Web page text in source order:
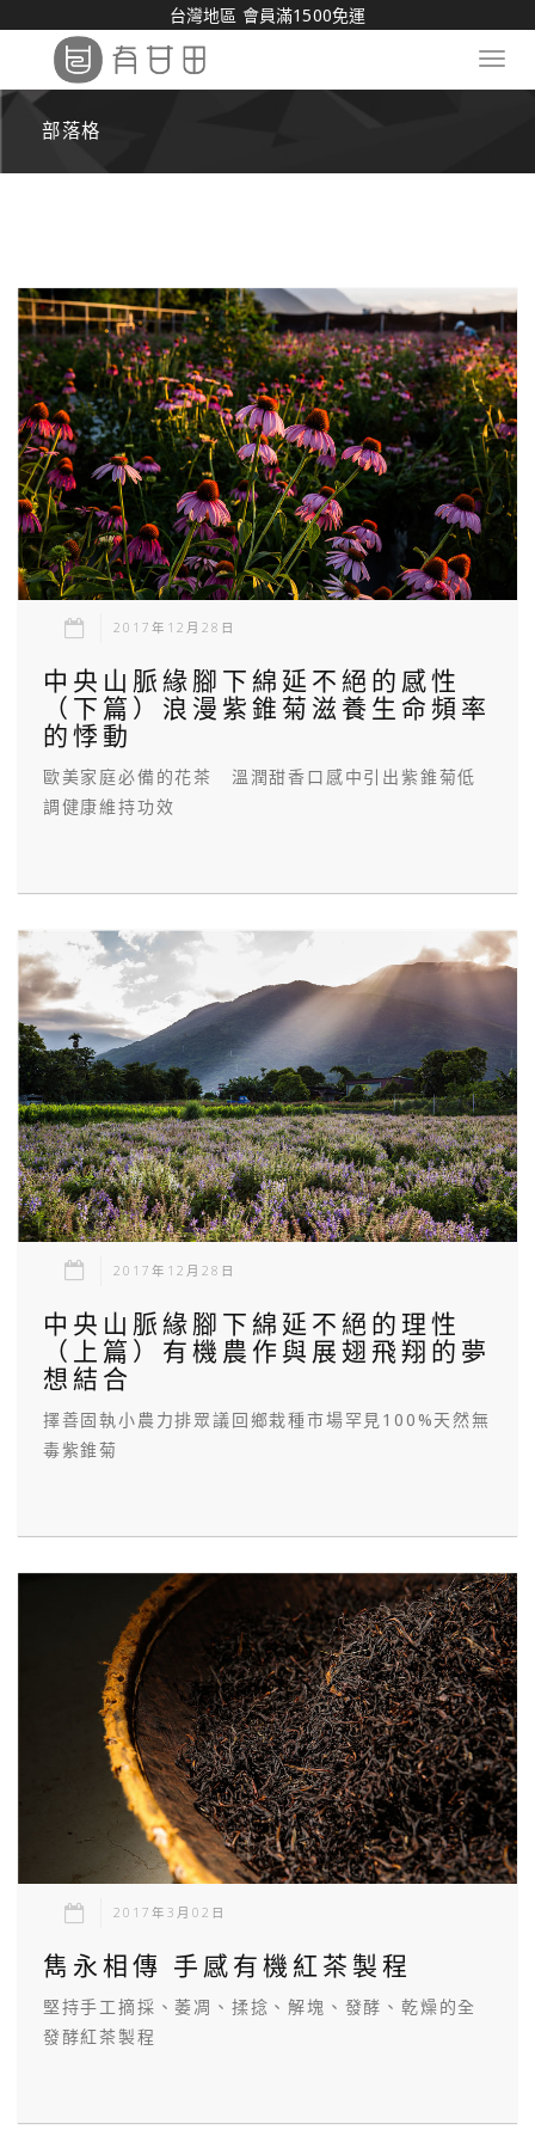
台灣地區 會員滿1500免運
部落格
2017年12月28日
中央山脈緣腳下綿延不絕的感性
（下篇）浪漫紫錐菊滋養生命頻率
的悸動
歐美家庭必備的花茶 溫潤甜香口感中引出紫錐菊低
調健康維持功效
2017年12月28日
中央山脈緣腳下綿延不絕的理性
（上篇）有機農作與展翅飛翔的夢
想結合
擇善固執小農力排眾議回鄉栽種市場罕見100%天然無
毒紫錐菊
2017年3月02日
雋永相傳 手感有機紅茶製程
堅持手工摘採、萎凋、揉捻、解塊、發酵、乾燥的全
發酵紅茶製程